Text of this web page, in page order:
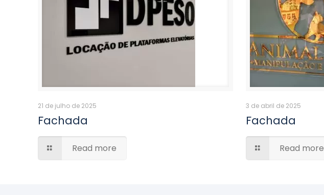
21 de julho de 2025
Fachada
Read more
3 de abril de 2025
Fachada
Read more